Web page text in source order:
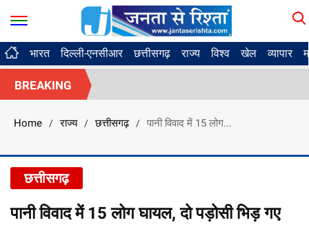
भारत दिल्ली-एनसीआर छत्तीसगढ़ राज्य विश्व खेल व्यापार
BREAKING
Home / राज्य / छत्तीसगढ़ / पानी विवाद में 15 लोग...
छत्तीसगढ़
पानी विवाद में 15 लोग घायल, दो पड़ोसी भिड़ गए